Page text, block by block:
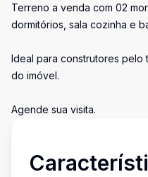
Terreno a venda com 02
dormitórios, sala cozinha e
Ideal para construtores pelo
do imóvel.
Agende sua visita.